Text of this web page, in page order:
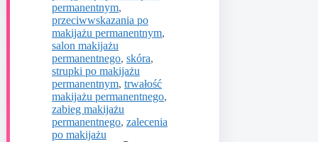
permanentnym,
przeciwwskazania po
makijażu permanentnym,
salon makijażu
permanentnego, skóra,
strupki po makijażu
permanentnym, trwałość
makijażu permanentnego,
zabieg makijażu
permanentnego, zalecenia
po makijażu